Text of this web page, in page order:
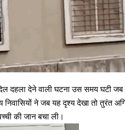
दहला देने वाली घटना उस समय घटी जब
ने जब यह दृश्य देखा तो तुरंत
की जान बचा ली।